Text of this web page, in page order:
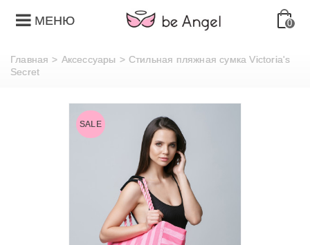
МЕНЮ 0
Главная > Аксессуары > Стильная пляжная сумка Victoria's
Secret
SALE